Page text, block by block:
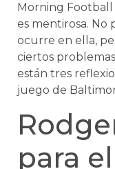
Morning Football
es mentirosa. No
ocurre en ella,
ciertos
están tres
juego de
para